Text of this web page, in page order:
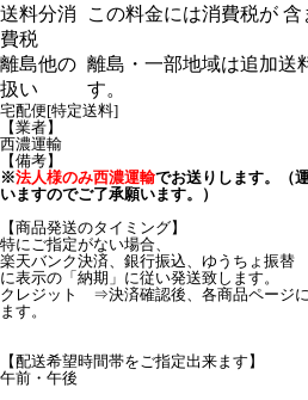
送料分消
費税
この料金には消費税が 含
離島他の
扱い
離島・一部地域は追加送
す。
宅配便[特定送料]
【業者】
西濃運輸
【備考】
※法人様のみ西濃運輸でお送りします。（
いますのでご了承願います。）
【商品発送のタイミング】
特にご指定がない場合、
楽天バンク決済、銀行振込、ゆうちょ振
に表示の「納期」に従い発送致します。
クレジット ⇒決済確認後、各商品ページ
ます。
【配送希望時間帯をご指定出来ます】
午前・午後